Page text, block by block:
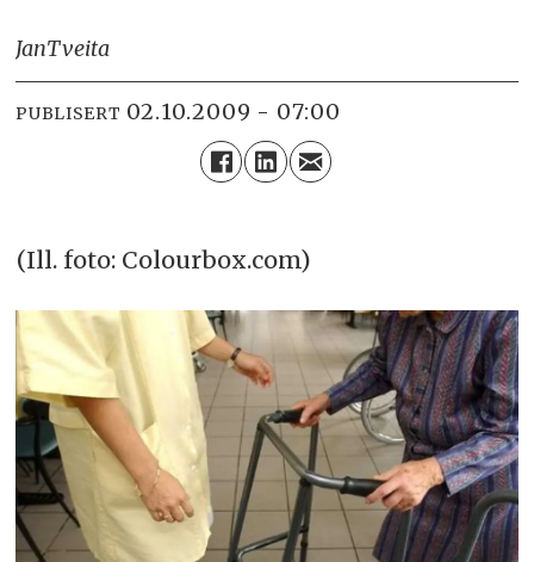
JanTveita
PUBLISERT 02.10.2009 - 07:00
(Ill. foto: Colourbox.com)